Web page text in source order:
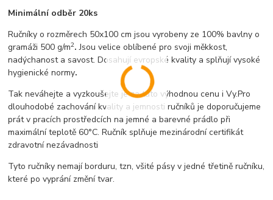
Minimální odběr 20ks
Ručníky o rozměrech 50x100 cm jsou vyrobeny ze 100% bavlny o
gramáži 500 g/m2.Jsou velice oblíbené pro svoji měkkost,
nadýchanost a savost. Dosahují evropské kvality a splňují vysoké
hygienické normy.
Tak neváhejte a vyzkoušejte je za tuto výhodnou cenu i Vy.Pro
dlouhodobé zachování kvality a jemnosti ručníků je doporučujeme
prát v pracích prostředcích na jemné a barevné prádlo při
maximální teplotě 60°C. Ručník splňuje mezinárodní certifikát
zdravotní nezávadnosti
Tyto ručníky nemají borduru, tzn, všité pásy v jedné třetině ručníku,
které po vyprání změní tvar.